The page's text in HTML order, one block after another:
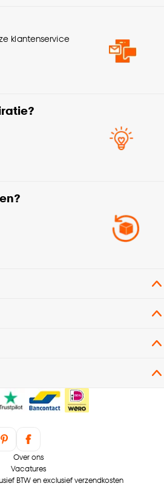
klantenservice
Over ons
Vacatures
BTW en exclusief verzendkosten